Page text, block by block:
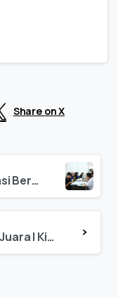
Share on X
Panitia Langsung Verifikasi Berkas KIP Kuliah 2022
Mahasiswi IAIN Palopo Juara I Kisah Inspiratif di TIMDIKSI Nasional 2022